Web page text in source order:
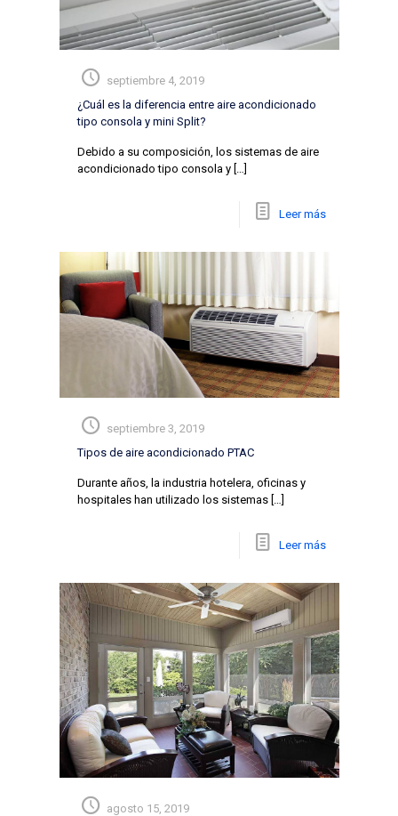
septiembre 4, 2019
¿Cuál es la diferencia entre aire acondicionado
tipo consola y mini Split?
Debido a su composición, los sistemas de aire
acondicionado tipo consola y[…]
Leer más
septiembre 3, 2019
Tipos de aire acondicionado PTAC
Durante años, la industria hotelera, oficinas y
hospitales han utilizado los sistemas[…]
Leer más
agosto 15, 2019